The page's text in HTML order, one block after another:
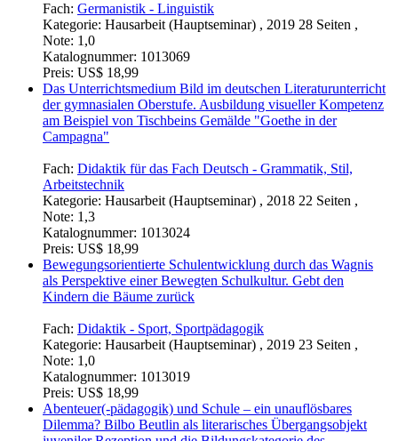
Fach: Germanistik - Linguistik
Kategorie: Hausarbeit (Hauptseminar) , 2019 28 Seiten ,
Note: 1,0
Katalognummer: 1013069
Preis: US$ 18,99
Das Unterrichtsmedium Bild im deutschen Literaturunterricht
der gymnasialen Oberstufe. Ausbildung visueller Kompetenz
am Beispiel von Tischbeins Gemälde "Goethe in der
Campagna"
Fach: Didaktik für das Fach Deutsch - Grammatik, Stil,
Arbeitstechnik
Kategorie: Hausarbeit (Hauptseminar) , 2018 22 Seiten ,
Note: 1,3
Katalognummer: 1013024
Preis: US$ 18,99
Bewegungsorientierte Schulentwicklung durch das Wagnis
als Perspektive einer Bewegten Schulkultur. Gebt den
Kindern die Bäume zurück
Fach: Didaktik - Sport, Sportpädagogik
Kategorie: Hausarbeit (Hauptseminar) , 2019 23 Seiten ,
Note: 1,0
Katalognummer: 1013019
Preis: US$ 18,99
Abenteuer(-pädagogik) und Schule – ein unauflösbares
Dilemma? Bilbo Beutlin als literarisches Übergangsobjekt